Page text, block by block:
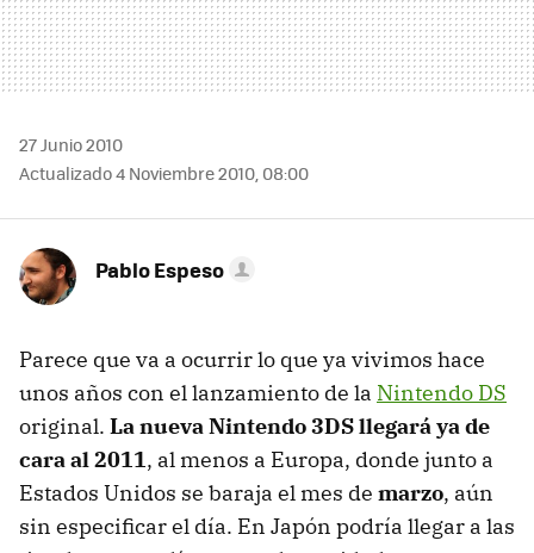
27 Junio 2010
Actualizado 4 Noviembre 2010, 08:00
Pablo Espeso
Parece que va a ocurrir lo que ya vivimos hace
unos años con el lanzamiento de la Nintendo DS
original. La nueva Nintendo 3DS llegará ya de
cara al 2011, al menos a Europa, donde junto a
Estados Unidos se baraja el mes de marzo, aún
sin especificar el día. En Japón podría llegar a las